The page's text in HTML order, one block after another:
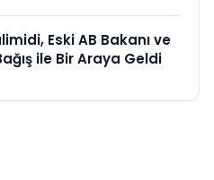
Eski AB Bakanı ve
ile Bir Araya Geldi